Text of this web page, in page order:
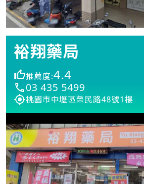
裕翔藥局
推薦度:4.4
03 435 5499
桃園市中壢區榮民路48號1樓